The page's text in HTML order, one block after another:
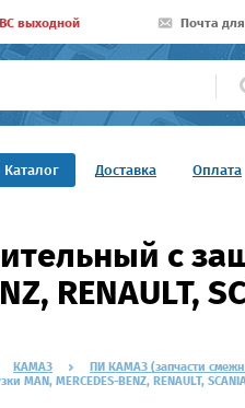
выходной Почта
Каталог Доставка Оплата
с
RENAULT,
КАМАЗ ПИ КАМАЗ (запчасти
MAN, MERCEDES-BENZ, RENAULT,